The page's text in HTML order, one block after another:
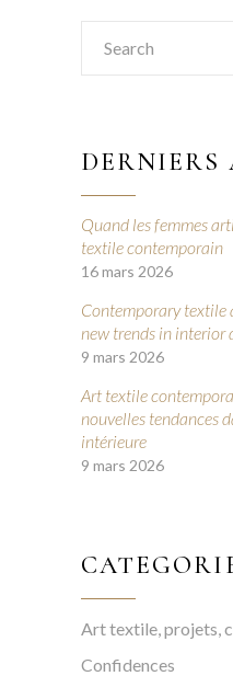
Search
for:
DERNIERS
Quand les femmes
textile contemporain
16 mars 2026
Contemporary textile
new trends in interior
9 mars 2026
Art textile
nouvelles tendances
intérieure
9 mars 2026
Art textile, projets,
Confidences